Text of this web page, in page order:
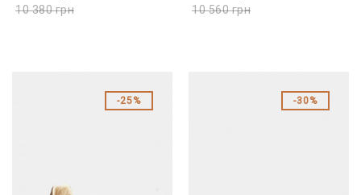
10 380грн 10 560грн
25% 30%